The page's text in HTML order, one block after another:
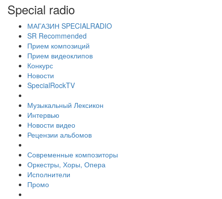
Special radio
МАГАЗИН SPECIALRADIO
SR Recommended
Прием композиций
Прием видеоклипов
Конкурс
Новости
SpecialRockTV
Музыкальный Лексикон
Интервью
Новости видео
Рецензии альбомов
Современные композиторы
Оркестры, Хоры, Опера
Исполнители
Промо